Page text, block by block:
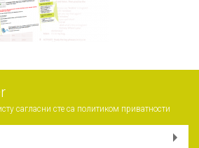
сагласни сте са политиком приватности